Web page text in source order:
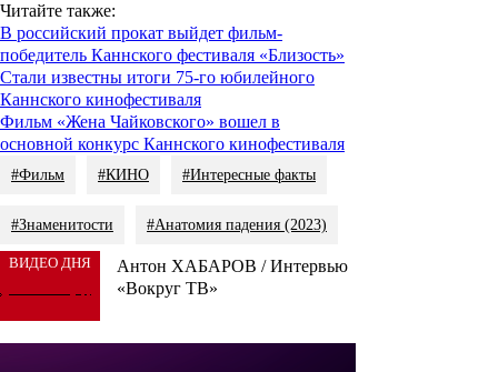
Читайте также:
В российский прокат выйдет фильм-
победитель Каннского фестиваля «Близость»
Стали известны итоги 75-го юбилейного
Каннского кинофестиваля
Фильм «Жена Чайковского» вошел в
основной конкурс Каннского кинофестиваля
#Фильм #КИНО #Интересные факты
#Знаменитости #Анатомия падения (2023)
ВИДЕО ДНЯ
Антон ХАБАРОВ / Интервью
«Вокруг ТВ»